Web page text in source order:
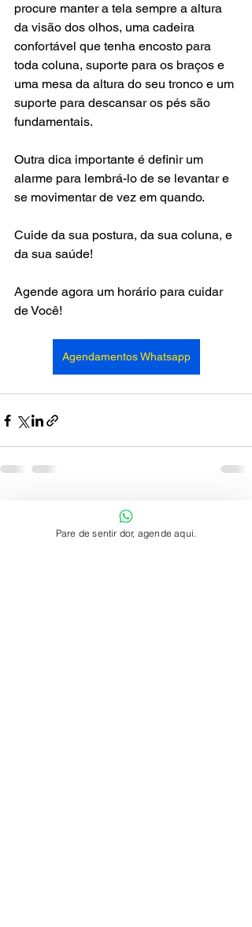
procure manter a tela sempre a altura
da visão dos olhos, uma cadeira
confortável que tenha encosto para
toda coluna, suporte para os braços e
uma mesa da altura do seu tronco e um
suporte para descansar os pés são
fundamentais.
Outra dica importante é definir um
alarme para lembrá-lo de se levantar e
se movimentar de vez em quando.
Cuide da sua postura, da sua coluna, e
da sua saúde!
Agende agora um horário para cuidar
de Você!
Agendamentos Whatsapp
Pare de sentir dor, agende aqui.